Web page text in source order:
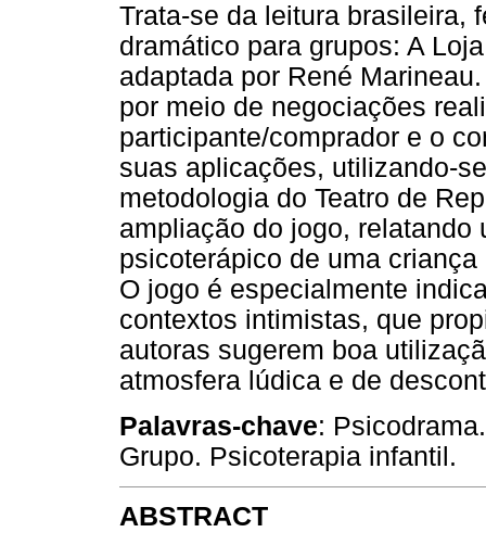
Trata-se da leitura brasileira,
dramático para grupos: A
adaptada por René
por meio de negociações
participante/comprador e o
suas aplicações, utilizando-
metodologia do Teatro de
ampliação do jogo,
psicoterápico de uma
O jogo é especialmente
contextos intimistas, que
autoras sugerem boa
atmosfera lúdica e de
Palavras-chave:
Grupo. Psicoterapia infantil.
ABSTRACT